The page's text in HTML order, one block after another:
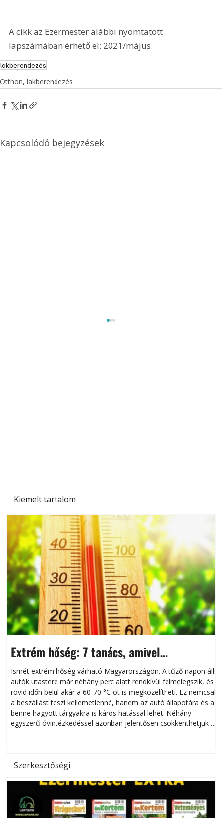
Kiemelt tartalom
Extrém hőség: 7 tanács, amivel
megóvhatjuk autónkat a nyári károktól
Ismét extrém hőség várható Magyarországon. A tűző napon álló
autók utastere már néhány perc alatt rendkívül felmelegszik, és
rövid időn belül akár a 60-70 °C-ot is megközelítheti. Ez nemcsak
a beszállást teszi kellemetlenné, hanem az autó állapotára és a
benne hagyott tárgyakra is káros hatással lehet. Néhány
egyszerű óvintézkedéssel azonban jelentősen csökkenthetjük a
Szerkesztőségi
A cikk az Ezermester alábbi nyomtatott
lapszámában érhető el: 2021/május.
lakberendezés
Otthon, lakberendezés
Kapcsolódó bejegyzések